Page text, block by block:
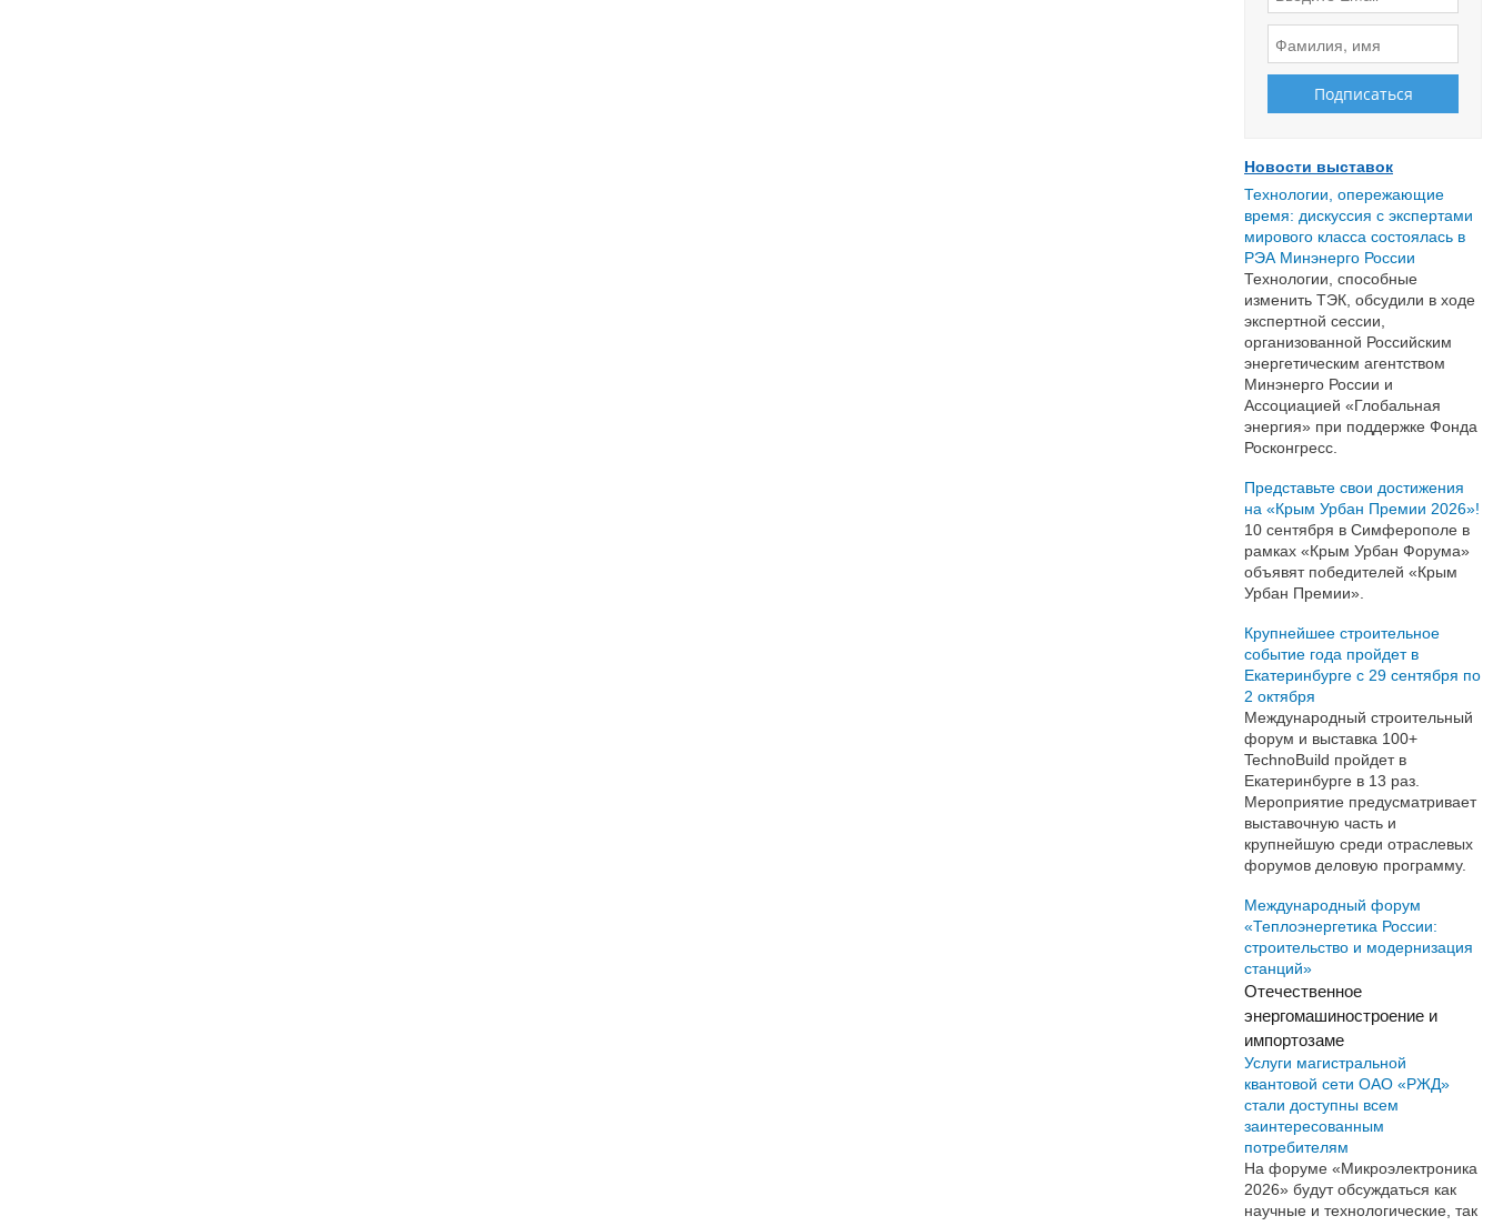
Новости выставок
Технологии, опережающие
время: дискуссия с экспертами
мирового класса состоялась в
РЭА Минэнерго России
Технологии, способные
изменить ТЭК, обсудили в ходе
экспертной сессии,
организованной Российским
энергетическим агентством
Минэнерго России и
Ассоциацией «Глобальная
энергия» при поддержке Фонда
Росконгресс.
Представьте свои достижения
на «Крым Урбан Премии 2026»!
10 сентября в Симферополе в
рамках «Крым Урбан Форума»
объявят победителей «Крым
Урбан Премии».
Крупнейшее строительное
событие года пройдет в
Екатеринбурге с 29 сентября по
2 октября
Международный строительный
форум и выставка 100+
TechnoBuild пройдет в
Екатеринбурге в 13 раз.
Мероприятие предусматривает
выставочную часть и
крупнейшую среди отраслевых
форумов деловую программу.
Международный форум
«Теплоэнергетика России:
строительство и модернизация
станций»
Отечественное
энергомашиностроение и
импортозаме
Услуги магистральной
квантовой сети ОАО «РЖД»
стали доступны всем
заинтересованным
потребителям
На форуме «Микроэлектроника
2026» будут обсуждаться как
научные и технологические, так